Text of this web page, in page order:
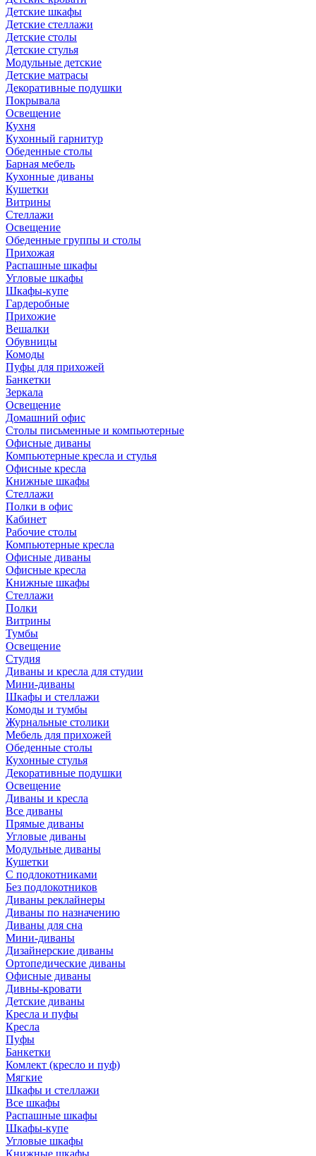
Детские шкафы
Детские стеллажи
Детские столы
Детские стулья
Модульные детские
Детские матрасы
Декоративные подушки
Покрывала
Освещение
Кухня
Кухонный гарнитур
Обеденные столы
Барная мебель
Кухонные диваны
Кушетки
Витрины
Стеллажи
Освещение
Обеденные группы и столы
Прихожая
Распашные шкафы
Угловые шкафы
Шкафы-купе
Гардеробные
Прихожие
Вешалки
Обувницы
Комоды
Пуфы для прихожей
Банкетки
Зеркала
Освещение
Домашний офис
Столы письменные и компьютерные
Офисные диваны
Компьютерные кресла и стулья
Офисные кресла
Книжные шкафы
Стеллажи
Полки в офис
Кабинет
Рабочие столы
Компьютерные кресла
Офисные диваны
Офисные кресла
Книжные шкафы
Стеллажи
Полки
Витрины
Тумбы
Освещение
Студия
Диваны и кресла для студии
Мини-диваны
Шкафы и стеллажи
Комоды и тумбы
Журнальные столики
Мебель для прихожей
Обеденные столы
Кухонные стулья
Декоративные подушки
Освещение
Диваны и кресла
Все диваны
Прямые диваны
Угловые диваны
Модульные диваны
Кушетки
С подлокотниками
Без подлокотников
Диваны реклайнеры
Диваны по назначению
Диваны для сна
Мини-диваны
Дизайнерские диваны
Ортопедические диваны
Офисные диваны
Дивны-кровати
Детские диваны
Кресла и пуфы
Кресла
Пуфы
Банкетки
Комлект (кресло и пуф)
Мягкие
Шкафы и стеллажи
Все шкафы
Распашные шкафы
Шкафы-купе
Угловые шкафы
Книжные шкафы